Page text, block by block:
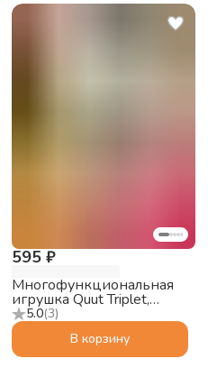
5.0(3)
595 ₽
Многофункциональная
игрушка Quut Triplet,
вишнёвый красный
В корзину